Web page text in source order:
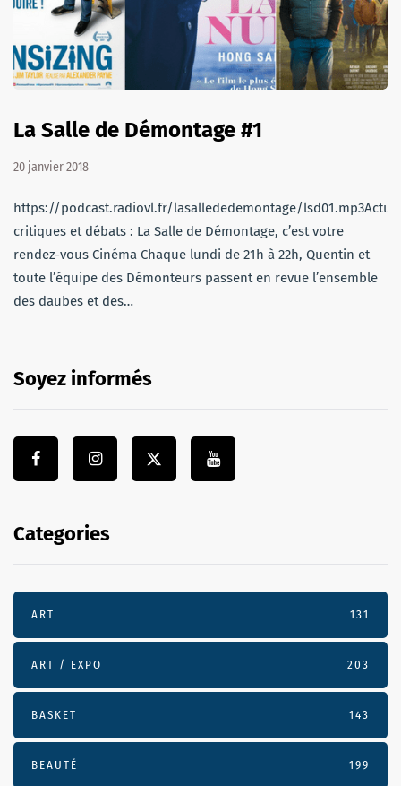
La Salle de Démontage #1
20 janvier 2018
https://podcast.radiovl.fr/lasallededemontage/lsd01.mp3Actu,
critiques et débats : La Salle de Démontage, c’est votre
rendez-vous Cinéma Chaque lundi de 21h à 22h, Quentin et
toute l’équipe des Démonteurs passent en revue l’ensemble
des daubes et des…
Soyez informés
Categories
ART 131
ART / EXPO 203
BASKET 143
BEAUTÉ 199